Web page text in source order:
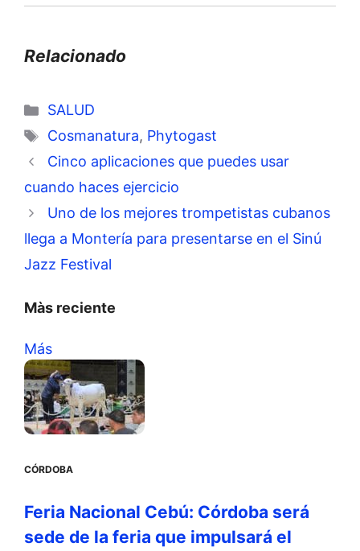
Relacionado
Categorías
SALUD
Etiquetas
Cosmanatura, Phytogast
Cinco aplicaciones que puedes usar
cuando haces ejercicio
Uno de los mejores trompetistas cubanos
llega a Montería para presentarse en el Sinú
Jazz Festival
Màs reciente
Más
CÓRDOBA
Feria Nacional Cebú: Córdoba será
sede de la feria que impulsará el